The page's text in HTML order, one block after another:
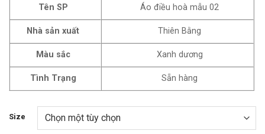
Tên SP Áo điều hoà mẫu 02
Nhà sản xuất Thiên Bằng
Màu sắc Xanh dương
Tình Trạng Sẵn hàng
Size